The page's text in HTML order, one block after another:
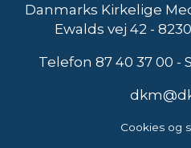
Danmarks Kirkelige
Ewalds vej 42 -
Telefon 87 40 37 00 -
Cookies og